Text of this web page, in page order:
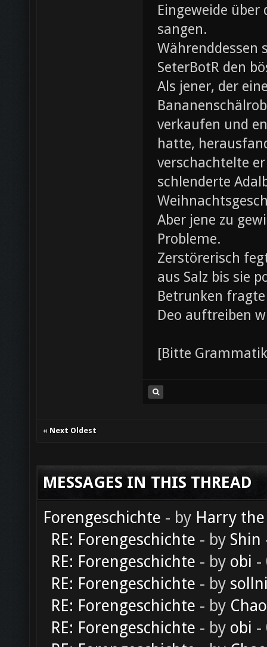
Eingeweide
sangen.
Währenddessen
SeterBotR den
Als jener, der
verkaufen und
hatte,
verschachtelte
schlenderte
Aber jene zu
Probleme.
Zerstörerisch
aus Salz bis sie
Betrunken
Deo auftreiben
[Bitte
« Next Oldest
MESSAGES IN THIS THREAD
Forengeschichte - by Harry
RE: Forengeschichte - by Shin
RE: Forengeschichte - by obi -
RE: Forengeschichte - by
RE: Forengeschichte - by
RE: Forengeschichte - by obi -